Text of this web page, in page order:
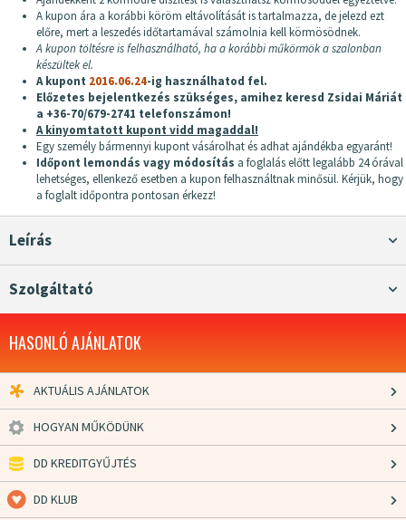
A kupon ára a korábbi köröm eltávolítását is tartalmazza, de jelezd ezt
előre, mert a leszedés időtartamával számolnia kell körmösödnek.
A kupon töltésre is felhasználható, ha a korábbi műkörmök a szalonban
készültek el.
A kupont 2016.06.24-ig használhatod fel.
Előzetes bejelentkezés szükséges, amihez keresd Zsidai Máriát
a +36-70/679-2741 telefonszámon!
A kinyomtatott kupont vidd magaddal!
Egy személy bármennyi kupont vásárolhat és adhat ajándékba egyaránt!
Időpont lemondás vagy módosítás a foglalás előtt legalább 24 órával
lehetséges, ellenkező esetben a kupon felhasználtnak minősül. Kérjük, hogy
a foglalt időpontra pontosan érkezz!
Leírás
Szolgáltató
HASONLÓ AJÁNLATOK
AKTUÁLIS AJÁNLATOK
HOGYAN MŰKÖDÜNK
DD KREDITGYŰJTÉS
DD KLUB